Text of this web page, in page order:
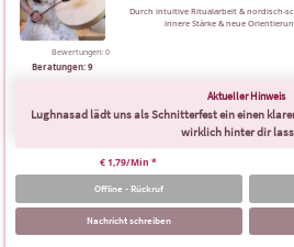
Beratungen: 9
Bewertungen: 0
Durch intuitive Ritualarbeit & nordisch-
innere Stärke & neue
Offline - Rückruf
€ 1,79/Min *
Nachricht schreiben
Lughnasad lädt uns als Schnitterfest ein einen
wirklich hinter dir